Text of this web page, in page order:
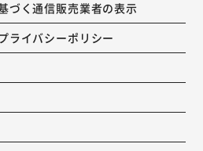
づく通信販売業者の表示
ライバシーポリシー